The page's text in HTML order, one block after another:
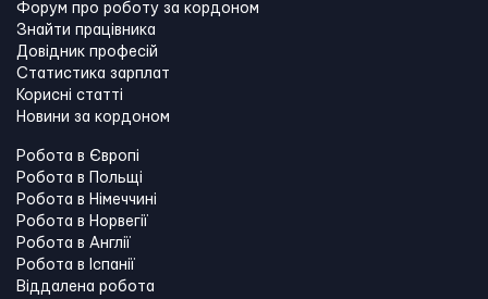
Форум про роботу за кордоном
Знайти працівника
Довідник професій
Статистика зарплат
Корисні статті
Новини за кордоном
Робота в Європі
Робота в Польщі
Робота в Німеччині
Робота в Норвегії
Робота в Англії
Робота в Іспанії
Віддалена робота